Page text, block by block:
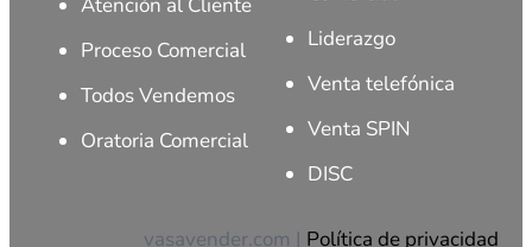
Atención al Cliente
Proceso Comercial
Todos Vendemos
Oratoria Comercial
Liderazgo
Venta telefónica
Venta SPIN
DISC
vasavender.com | Política de privacidad